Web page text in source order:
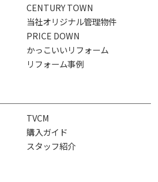
CENTURY TOWN
当社オリジナル管理物件
PRICE DOWN
かっこいいリフォーム
リフォーム事例
TVCM
購入ガイド
スタッフ紹介